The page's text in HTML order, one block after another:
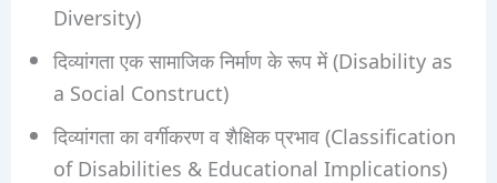
Diversity)
दिव्यांगता एक सामाजिक निर्माण के रूप में (Disability as
a Social Construct)
दिव्यांगता का वर्गीकरण व शैक्षिक प्रभाव (Classification
of Disabilities & Educational Implications)